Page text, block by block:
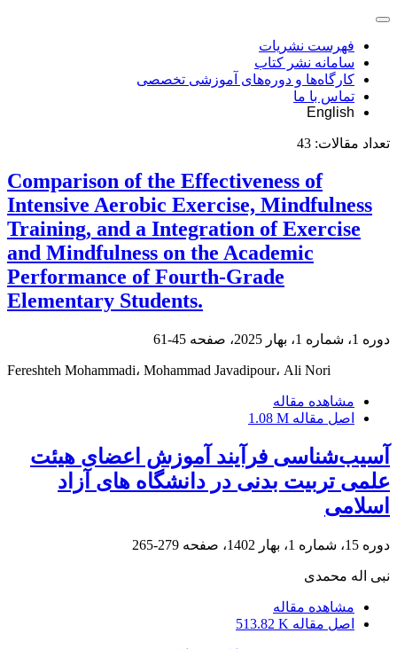
فهرست نشریات
سامانه نشر کتاب
کارگاه‌ها و دوره‌های آموزشی تخصصی
تماس با ما
English
تعداد مقالات: 43
Comparison of the Effectiveness of
Intensive Aerobic Exercise, Mindfulness
Training, and a Integration of Exercise
and Mindfulness on the Academic
Performance of Fourth-Grade
Elementary Students.
دوره 1، شماره 1، بهار 2025، صفحه 45-61
Fereshteh Mohammadi، Mohammad Javadipour، Ali Nori
مشاهده مقاله
اصل مقاله 1.08 M
آسیب‌شناسی فرآیند آموزش اعضای هیئت
علمی تربیت بدنی در دانشگاه های آزاد
اسلامی
دوره 15، شماره 1، بهار 1402، صفحه 279-265
نبی اله محمدی
مشاهده مقاله
اصل مقاله 513.82 K